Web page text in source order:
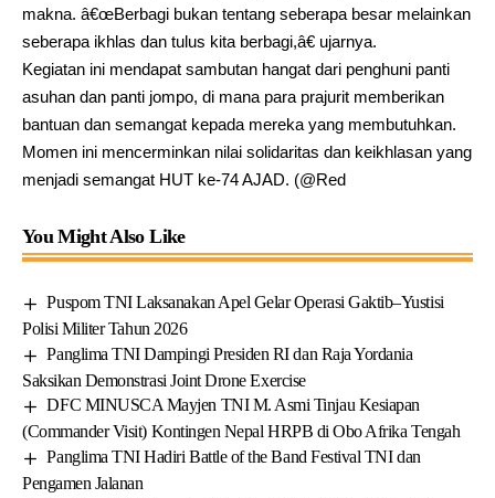
makna. â€œBerbagi bukan tentang seberapa besar melainkan
seberapa ikhlas dan tulus kita berbagi,â€ ujarnya.
Kegiatan ini mendapat sambutan hangat dari penghuni panti
asuhan dan panti jompo, di mana para prajurit memberikan
bantuan dan semangat kepada mereka yang membutuhkan.
Momen ini mencerminkan nilai solidaritas dan keikhlasan yang
menjadi semangat HUT ke-74 AJAD. (@Red
You Might Also Like
Puspom TNI Laksanakan Apel Gelar Operasi Gaktib–Yustisi
Polisi Militer Tahun 2026
Panglima TNI Dampingi Presiden RI dan Raja Yordania
Saksikan Demonstrasi Joint Drone Exercise
DFC MINUSCA Mayjen TNI M. Asmi Tinjau Kesiapan
(Commander Visit) Kontingen Nepal HRPB di Obo Afrika Tengah
Panglima TNI Hadiri Battle of the Band Festival TNI dan
Pengamen Jalanan